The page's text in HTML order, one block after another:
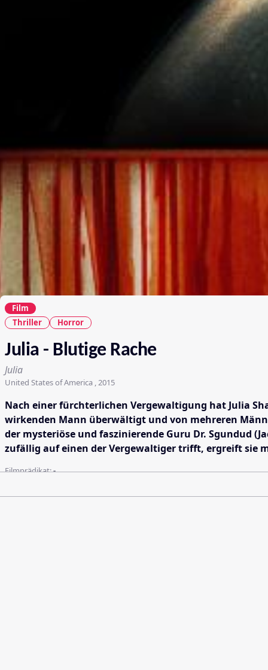
Film
Thriller
Horror
Julia - Blutige Rache
Julia
United States of America , 2015
Nach einer fürchterlichen Vergewaltigung hat Julia
wirkenden Mann überwältigt und von mehreren
der mysteriöse und faszinierende Guru Dr. Sgundud
zufällig auf einen der Vergewaltiger trifft, ergreift sie
Filmprädikat:-